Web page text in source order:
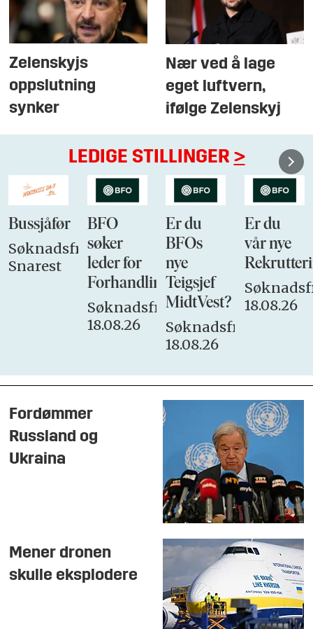
Zelenskyjs
oppslutning
synker
Nær ved å lage
eget luftvern,
ifølge Zelenskyj
LEDIGE STILLINGER >
Bussjåfør
Søknadsfrist:
Snarest
BFO
søker
leder for
Forhandlingsutvalget
Søknadsfrist:
18.08.26
Er du
BFOs
nye
Teigsjef
MidtVest?
Søknadsfrist:
18.08.26
Er du
vår nye
18.08.26
Fordømmer
Russland og
Ukraina
Mener dronen
skulle eksplodere